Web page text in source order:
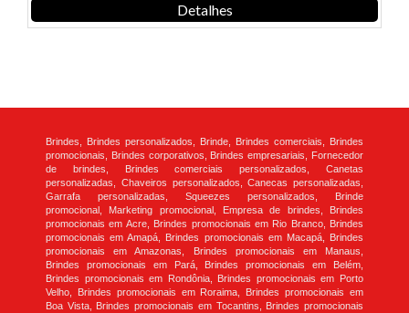
Detalhes
Brindes, Brindes personalizados, Brinde, Brindes comerciais, Brindes
promocionais, Brindes corporativos, Brindes empresariais, Fornecedor
de brindes, Brindes comerciais personalizados, Canetas
personalizadas, Chaveiros personalizados, Canecas personalizadas,
Garrafa personalizadas, Squeezes personalizados, Brinde
promocional, Marketing promocional, Empresa de brindes, Brindes
promocionais em Acre, Brindes promocionais em Rio Branco, Brindes
promocionais em Amapá, Brindes promocionais em Macapá, Brindes
promocionais em Amazonas, Brindes promocionais em Manaus,
Brindes promocionais em Pará, Brindes promocionais em Belém,
Brindes promocionais em Rondônia, Brindes promocionais em Porto
Velho, Brindes promocionais em Roraima, Brindes promocionais em
Boa Vista, Brindes promocionais em Tocantins, Brindes promocionais